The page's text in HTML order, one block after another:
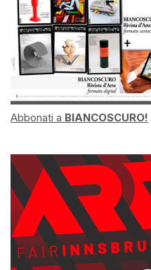
Abbonati a BIANCOSCURO!